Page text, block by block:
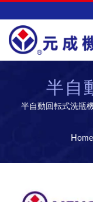
半自
半自動回転式洗瓶
高品質のバイオ医
Home